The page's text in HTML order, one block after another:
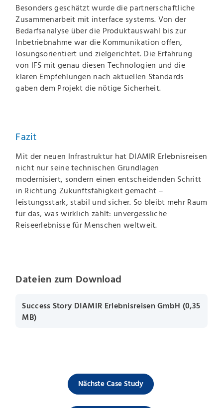
Besonders geschätzt wurde die partnerschaftliche
Zusammenarbeit mit interface systems. Von der
Bedarfsanalyse über die Produktauswahl bis zur
Inbetriebnahme war die Kommunikation offen,
lösungsorientiert und zielgerichtet. Die Erfahrung
von IFS mit genau diesen Technologien und die
klaren Empfehlungen nach aktuellen Standards
gaben dem Projekt die nötige Sicherheit.
Fazit
Mit der neuen Infrastruktur hat DIAMIR Erlebnisreisen
nicht nur seine technischen Grundlagen
modernisiert, sondern einen entscheidenden Schritt
in Richtung Zukunftsfähigkeit gemacht –
leistungsstark, stabil und sicher. So bleibt mehr Raum
für das, was wirklich zählt: unvergessliche
Reiseerlebnisse für Menschen weltweit.
Dateien zum Download
Success Story DIAMIR Erlebnisreisen GmbH (0,35
MB)
Nächste Case Study